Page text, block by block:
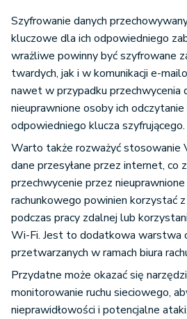
Szyfrowanie danych
kluczowe dla ich odpowiedniego
wrażliwe powinny być szyfrowane
twardych, jak i w komunikacji e-
nawet w przypadku przechwycenia
nieuprawnione osoby ich
odpowiedniego klucza szyfrującego.
Warto także rozważyć stosowanie
dane przesyłane przez internet, co
przechwycenie przez
rachunkowego powinien korzystać
podczas pracy zdalnej lub
Wi-Fi. Jest to dodatkowa warstwa
przetwarzanych w ramach biura
Przydatne może okazać się
monitorowanie ruchu sieciowego,
nieprawidłowości i potencjalne